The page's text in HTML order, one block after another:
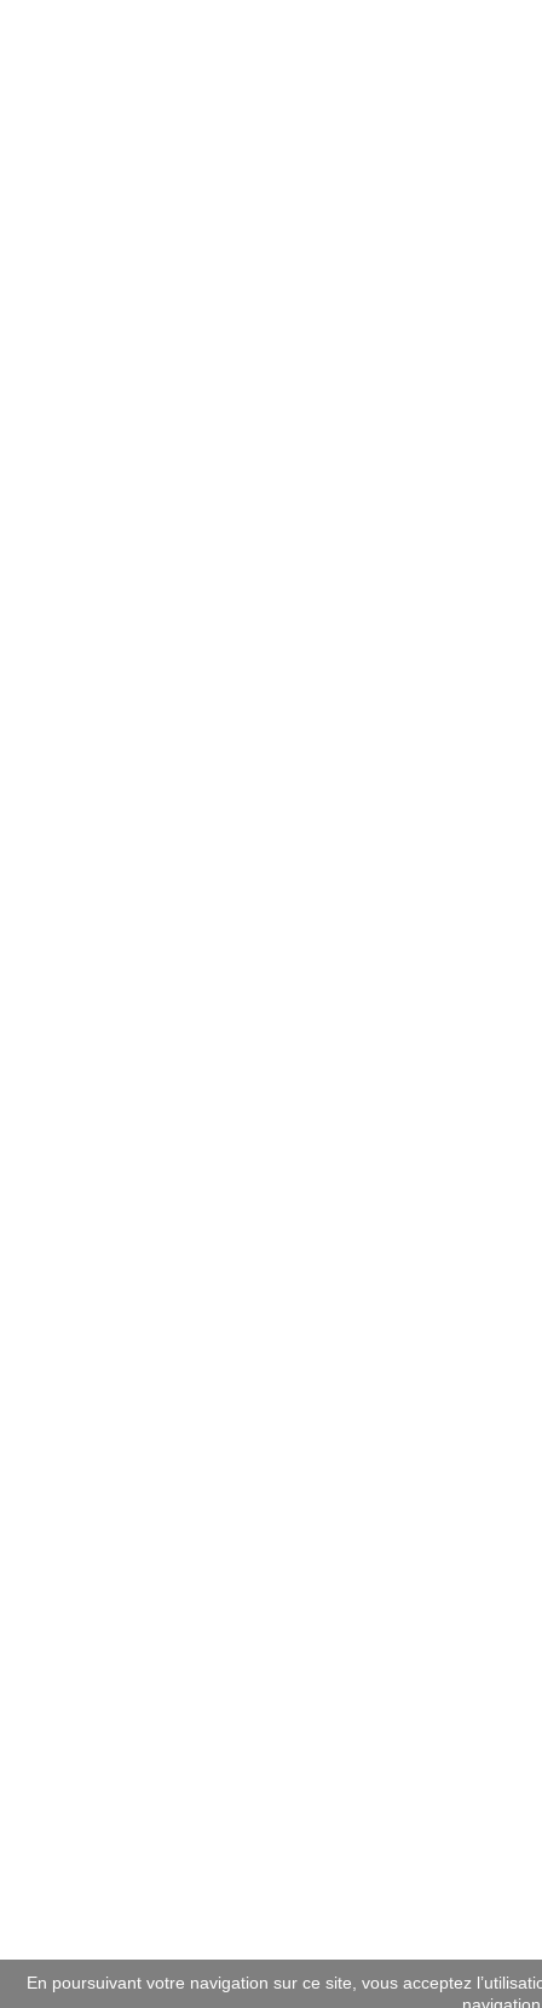
En poursuivant votre navigation sur ce site, vous acceptez